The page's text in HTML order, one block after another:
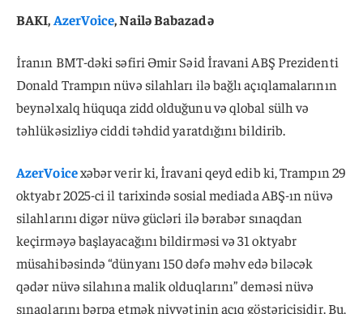
BAKI,AzerVoice, Nailə Babazadə
İranın BMT-dəki səfiri Əmir Səid İravani ABŞ Prezidenti
Donald Trampın nüvə silahları ilə bağlı açıqlamalarının
beynəlxalq hüquqa zidd olduğunu və qlobal sülh və
təhlükəsizliyə ciddi təhdid yaratdığını bildirib.
AzerVoicexəbər verir ki, İravani qeyd edib ki, Trampın 29
oktyabr 2025-ci il tarixində sosial mediada ABŞ-ın nüvə
silahlarını digər nüvə gücləri ilə bərabər sınaqdan
keçirməyə başlayacağını bildirməsi və 31 oktyabr
müsahibəsində “dünyanı 150 dəfə məhv edə biləcək
qədər nüvə silahına malik olduqlarını” deməsi nüvə
sınaqlarını bərpa etmək niyyətinin açıq göstəricisidir. Bu,